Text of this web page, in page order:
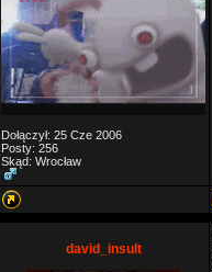
Dołączył: 25 Cze 2006
Posty: 256
Skąd: Wrocław
david_insult